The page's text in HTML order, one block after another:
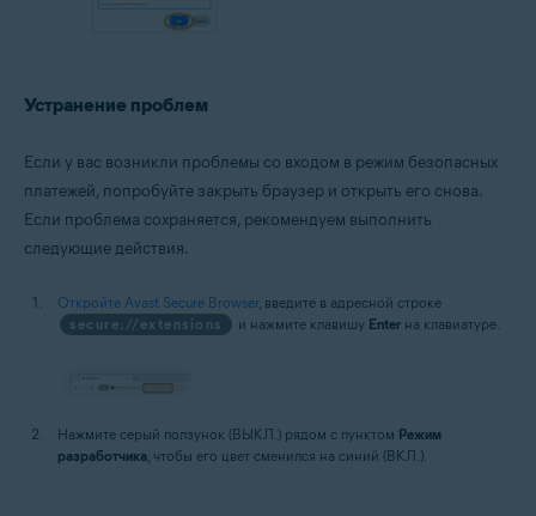
Устранение проблем
Если у вас возникли проблемы со входом в режим безопасных
платежей, попробуйте закрыть браузер и открыть его снова.
Если проблема сохраняется, рекомендуем выполнить
следующие действия.
Откройте Avast Secure Browser, введите в адресной строке
secure://extensions
и нажмите клавишу Enterна клавиатуре.
Нажмите серый ползунок (ВЫКЛ.) рядом с пунктом Режим
разработчика, чтобы его цвет сменился на синий (ВКЛ.).